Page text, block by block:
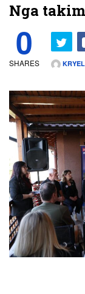
Nga
0
SHARES